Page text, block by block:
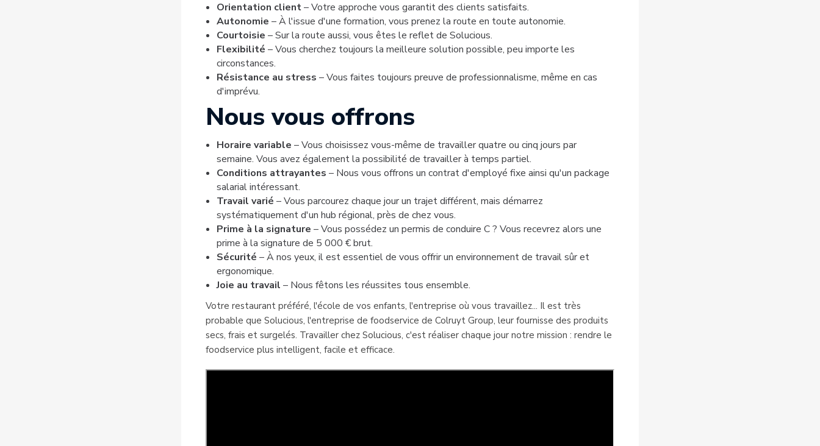
Orientation client– Votre approche vous garantit des clients satisfaits.
Autonomie – À l'issue d'une formation, vous prenez la route en toute autonomie.
Courtoisie – Sur la route aussi, vous êtes le reflet de Solucious.
Flexibilité – Vous cherchez toujours la meilleure solution possible, peu importe les
circonstances.
Résistance au stress – Vous faites toujours preuve de professionnalisme, même en cas
d'imprévu.
Nous vous offrons
Horaire variable – Vous choisissez vous-même de travailler quatre ou cinq jours par
semaine. Vous avez également la possibilité de travailler à temps partiel.
Conditions attrayantes – Nous vous offrons un contrat d'employé fixe ainsi qu'un package
salarial intéressant.
Travail varié – Vous parcourez chaque jour un trajet différent, mais démarrez
systématiquement d'un hub régional, près de chez vous.
Prime à la signature – Vous possédez un permis de conduire C ? Vous recevrez alors une
prime à la signature de 5 000 € brut.
Sécurité – À nos yeux, il est essentiel de vous offrir un environnement de travail sûr et
ergonomique.
Joie au travail – Nous fêtons les réussites tous ensemble.
Votre restaurant préféré, l'école de vos enfants, l'entreprise où vous travaillez... Il est très
probable que Solucious, l'entreprise de foodservice de Colruyt Group, leur fournisse des produits
secs, frais et surgelés. Travailler chez Solucious, c'est réaliser chaque jour notre mission : rendre le
foodservice plus intelligent, facile et efficace.